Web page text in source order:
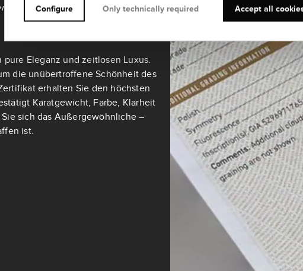
– dem ultimativen Maßstab für
Eleganz und zeitlosen Luxus.
die unübertroffene Schönheit des
erhalten Sie den höchsten
Karatgewicht, Farbe, Klarheit
sich das Außergewöhnliche –
ist.
Accept all
Configure Only technically required